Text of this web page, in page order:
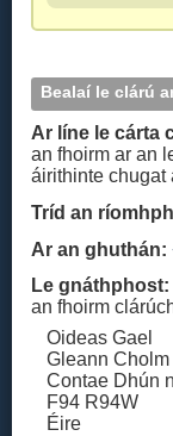
Bealaí le clárú
Ar líne le cárta
an fhoirm ar an
áirithinte chugat
Tríd an
Ar an ghuthán:
Le gnáthphost:
an fhoirm
Oideas Gael
Gleann
Contae Dhún
F94 R94W
Éire